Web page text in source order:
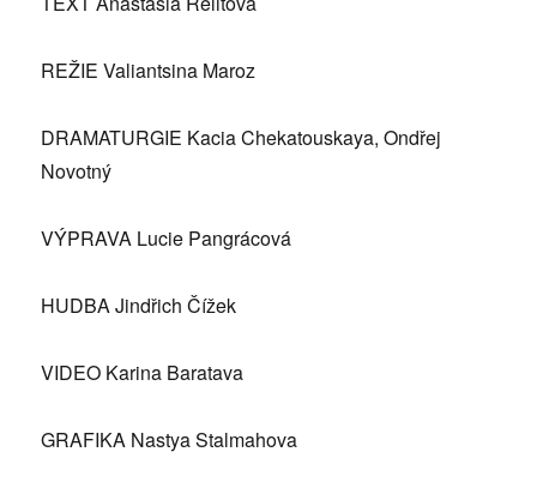
REŽIE Valiantsina Maroz
DRAMATURGIE Kacia Chekatouskaya, Ondřej
Novotný
VÝPRAVA Lucie Pangrácová
HUDBA Jindřich Čížek
VIDEO Karina Baratava
GRAFIKA Nastya Stalmahova